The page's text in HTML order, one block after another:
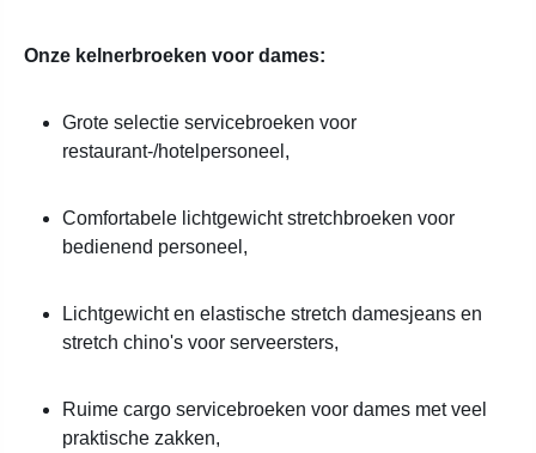
Onze kelnerbroeken voor dames:
Grote selectie servicebroeken voor
restaurant-/hotelpersoneel,
Comfortabele lichtgewicht stretchbroeken voor
bedienend personeel,
Lichtgewicht en elastische stretch damesjeans en
stretch chino's voor serveersters,
Ruime cargo servicebroeken voor dames met veel
praktische zakken,